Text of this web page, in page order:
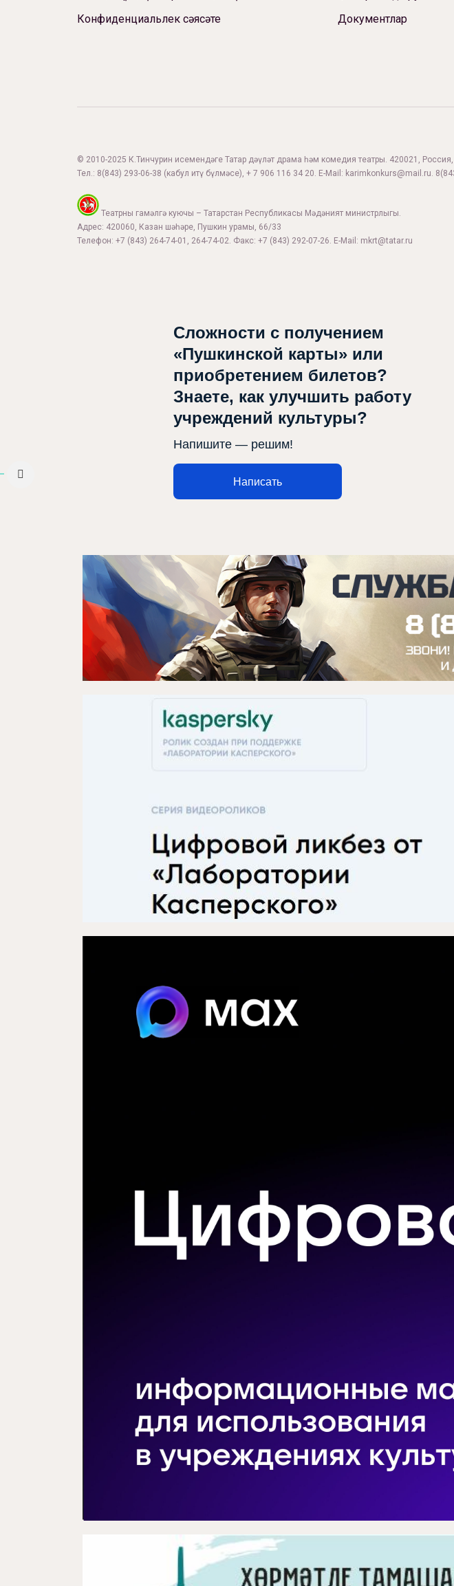
Театр турында
Медиа
Элемтә
Конфиденциальлек сәясәте
Документлар
© 2010-2025 К.Тинчурин исемендәге Татар дәүләт драма һәм комедия театры. 420021, Россия,
Тел.: 8(843) 293-06-38 (кабул итү бүлмәсе), + 7 906 116 34 20. E-Mail: karimkonkurs@mail.ru.
Театрны гамәлгә куючы – Татарстан Республикасы Мәдәният министрлыгы.
Адрес: 420060, Казан шәһәре, Пушкин урамы, 66/33
Телефон: +7 (843) 264-74-01, 264-74-02. Факс: +7 (843) 292-07-26. E-Mail: mkrt@tatar.ru
Сложности с получением
«Пушкинской карты» или
приобретением билетов?
Знаете, как улучшить работу
учреждений культуры?
Напишите — решим!
Написать